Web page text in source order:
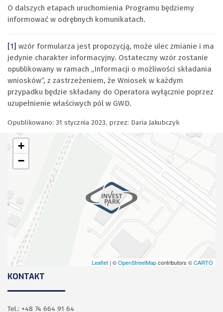
O dalszych etapach uruchomienia Programu będziemy
informować w odrębnych komunikatach.
[1] wzór formularza jest propozycją, może ulec zmianie i ma
jedynie charakter informacyjny. Ostateczny wzór zostanie
opublikowany w ramach „Informacji o możliwości składania
wniosków”, z zastrzeżeniem, że Wniosek w każdym
przypadku będzie składany do Operatora wyłącznie poprzez
uzupełnienie właściwych pól w GWD.
Opublikowano: 31 stycznia 2023, przez: Daria Jakubczyk
+
−
Leaflet | ©OpenStreetMapcontributors ©CARTO
KONTAKT
Tel.: +48 74 664 91 64